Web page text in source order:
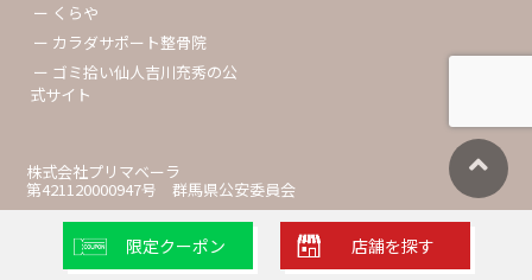
ー くらや
ー カラダサポート整骨院
ー ゴミ拾い仙人吉川充秀の公
式サイト
株式会社プリマベーラ
第421120000947号 群馬県公安委員会
限定クーポン 店舗を探す